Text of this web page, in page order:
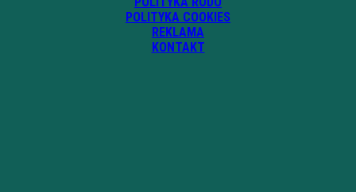
POLITYKA COOKIES
REKLAMA
KONTAKT